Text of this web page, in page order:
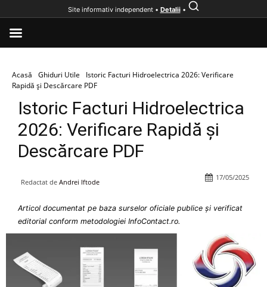
Acasă Ghiduri Utile
Istoric Facturi Hidroelectrica 2026: Verificare
Rapidă și Descărcare PDF
Istoric Facturi Hidroelectrica
2026: Verificare Rapidă și
Descărcare PDF
Redactat de Andrei Iftode
17/05/2025
Articol documentat pe baza surselor oficiale publice și verificat
editorial conform metodologiei InfoContact.ro.
Site informativ independent • Detalii•